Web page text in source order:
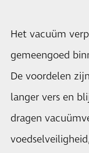
Het vacuüm
gemeengoed
De voordelen
langer vers en
dragen